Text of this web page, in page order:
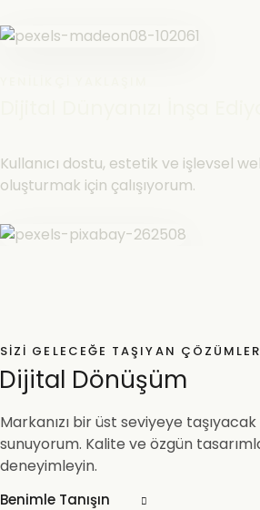
Kullanıcı dostu, estetik ve işlevsel
oluşturmak için çalışıyorum.
SIZI GELECEĞE TAŞIYAN ÇÖZÜMLER
Dijital Dönüşüm
Markanızı bir üst seviyeye
sunuyorum. Kalite ve özgün
deneyimleyin.
Benimle Tanışın